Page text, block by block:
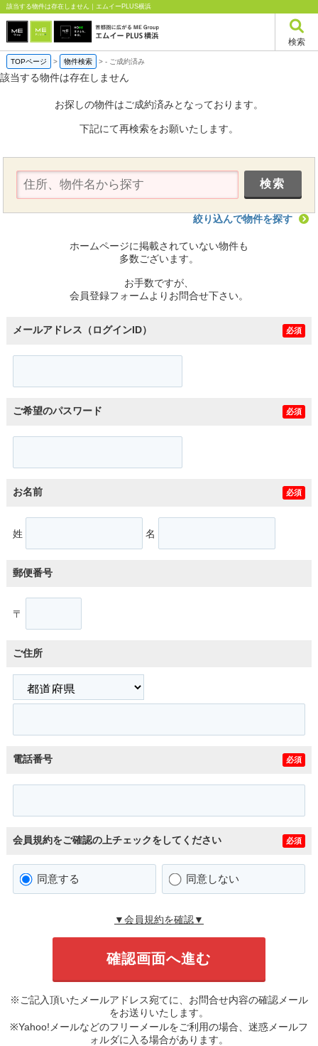
該当する物件は存在しません｜エムイーPLUS横浜
検索
TOPページ > 物件検索 >- ご成約済み
該当する物件は存在しません
お探しの物件はご成約済みとなっております。
下記にて再検索をお願いたします。
絞り込んで物件を探す
ホームページに掲載されていない物件も
多数ございます。
お手数ですが、
会員登録フォームよりお問合せ下さい。
メールアドレス（ログインID） 必須
ご希望のパスワード 必須
お名前 必須
姓 名
郵便番号
〒
ご住所
電話番号 必須
会員規約をご確認の上チェックをしてください 必須
同意する 同意しない
▼会員規約を確認▼
※ご記入頂いたメールアドレス宛てに、お問合せ内容の確認メール
をお送りいたします。
※Yahoo!メールなどのフリーメールをご利用の場合、迷惑メールフ
ォルダに入る場合があります。